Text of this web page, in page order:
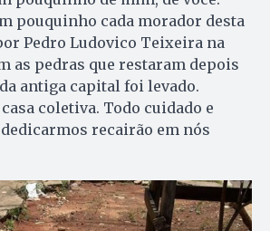
pouquinho cada morador desta
Pedro Ludovico Teixeira na
as pedras que restaram depois
antiga capital foi levado.
coletiva. Todo cuidado e
recairão em nós